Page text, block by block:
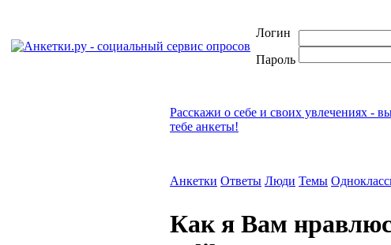
Логин
Пароль
Расскажи о себе и своих увлечениях -
тебе анкеты!
Анкетки Ответы Люди Темы
Как я Вам